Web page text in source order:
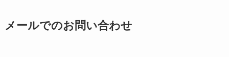
メールでのお問い合わせ